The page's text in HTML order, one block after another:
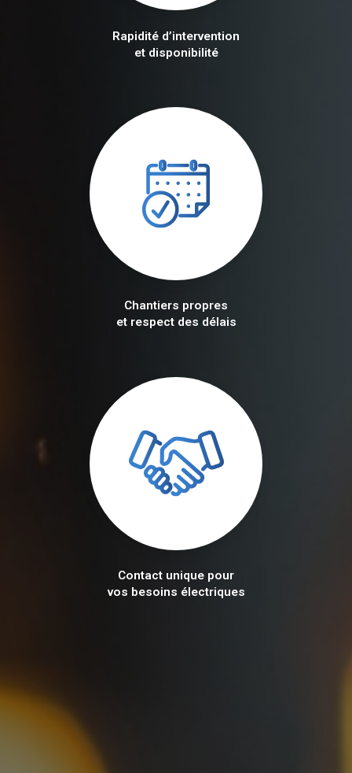
Rapidité d’intervention
et disponibilité
Chantiers propres
et respect des délais
Contact unique pour
vos besoins électriques